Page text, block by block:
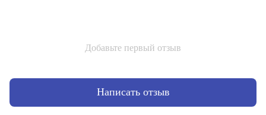
Добавьте первый отзыв
Написать отзыв